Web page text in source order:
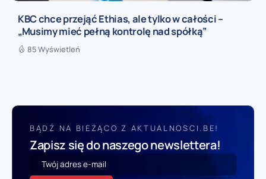
KBC chce przejąć Ethias, ale tylko w całości –
„Musimy mieć pełną kontrolę nad spółką”
85 Wyświetleń
BĄDŹ NA BIEŻĄCO Z AKTUALNOSCI.BE!
Zapisz się do naszego newslettera!